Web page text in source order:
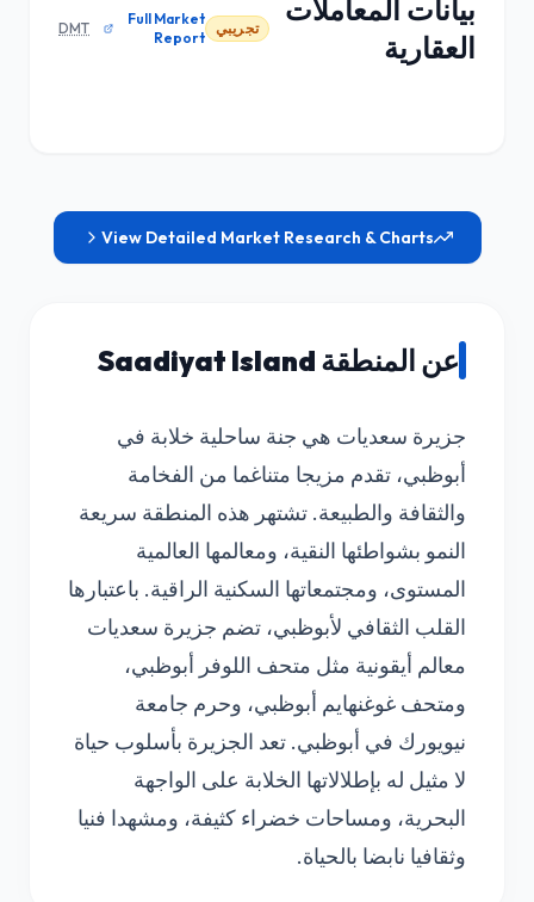
بيانات المعاملات
العقارية
تجريبي
Full Market
Report
DMT
View Detailed Market Research & Charts
عن المنطقة Saadiyat Island
جزيرة سعديات هي جنة ساحلية خلابة في
أبوظبي، تقدم مزيجا متناغما من الفخامة
والثقافة والطبيعة. تشتهر هذه المنطقة سريعة
النمو بشواطئها النقية، ومعالمها العالمية
المستوى، ومجتمعاتها السكنية الراقية. باعتبارها
القلب الثقافي لأبوظبي، تضم جزيرة سعديات
معالم أيقونية مثل متحف اللوفر أبوظبي،
ومتحف غوغنهايم أبوظبي، وحرم جامعة
نيويورك في أبوظبي. تعد الجزيرة بأسلوب حياة
لا مثيل له بإطلالاتها الخلابة على الواجهة
البحرية، ومساحات خضراء كثيفة، ومشهدا فنيا
وثقافيا نابضا بالحياة.